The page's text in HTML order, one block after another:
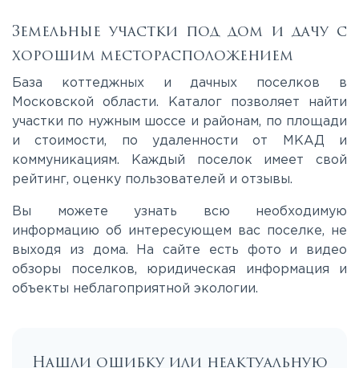
Киевское
Минское
Земельные участки под дом и дачу с
хорошим месторасположением
База коттеджных и дачных поселков в
Московской области. Каталог позволяет найти
участки по нужным шоссе и районам, по площади
и стоимости, по удаленности от МКАД и
коммуникациям. Каждый поселок имеет свой
рейтинг, оценку пользователей и отзывы.
Вы можете узнать всю необходимую
информацию об интересующем вас поселке, не
выходя из дома. На сайте есть фото и видео
обзоры поселков, юридическая информация и
объекты неблагоприятной экологии.
Нашли ошибку или неактуальную